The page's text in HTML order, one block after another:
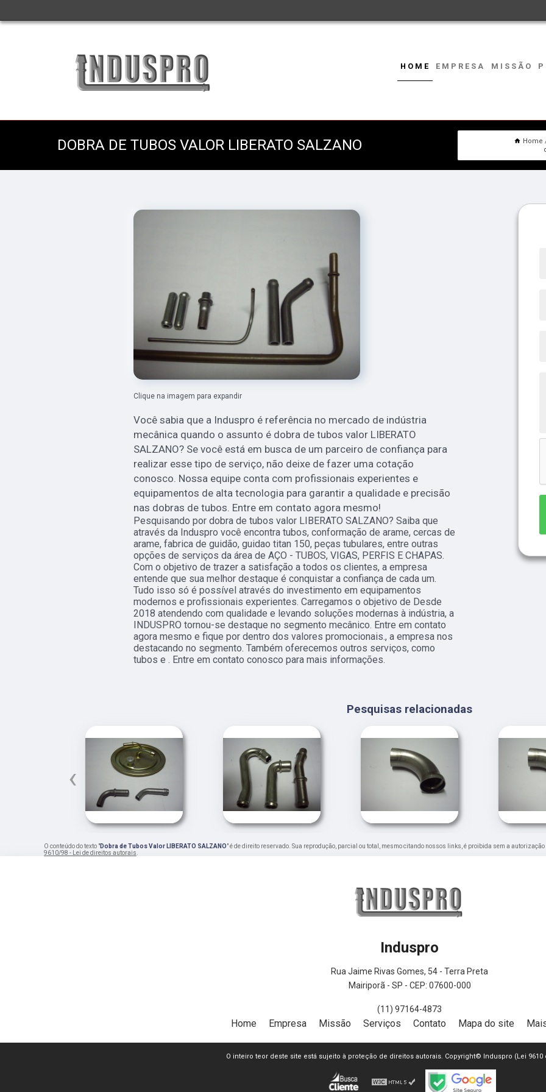
HOME EMPRESA MISSÃO
DOBRA DE TUBOS VALOR LIBERATO SALZANO
Home
Clique na imagem para expandir
Você sabia que a Induspro é referência no mercado de indústria
mecânica quando o assunto é dobra de tubos valor LIBERATO
SALZANO? Se você está em busca de um parceiro de confiança para
realizar esse tipo de serviço, não deixe de fazer uma cotação
conosco. Nossa equipe conta com profissionais experientes e
equipamentos de alta tecnologia para garantir a qualidade e precisão
nas dobras de tubos. Entre em contato agora mesmo!
Pesquisando por dobra de tubos valor LIBERATO SALZANO? Saiba que
através da Induspro você encontra tubos, conformação de arame, cercas de
arame, fabrica de guidão, guidao titan 150, peças tubulares, entre outras
opções de serviços da área de AÇO - TUBOS, VIGAS, PERFIS E CHAPAS.
Com o objetivo de trazer a satisfação a todos os clientes, a empresa
entende que sua melhor destaque é conquistar a confiança de cada um.
Tudo isso só é possível através do investimento em equipamentos
modernos e profissionais experientes. Carregamos o objetivo de Desde
2018 atendendo com qualidade e levando soluções modernas à indústria, a
INDUSPRO tornou-se destaque no segmento mecânico. Entre em contato
agora mesmo e fique por dentro dos valores promocionais., a empresa nos
destacando no segmento. Também oferecemos outros serviços, como
tubos e . Entre em contato conosco para mais informações.
Pesquisas relacionadas
‹
O conteúdo do texto "Dobra de Tubos Valor LIBERATO SALZANO" é de direito reservado. Sua reprodução, parcial ou total, mesmo citando nossos links, é proibida sem a
9610/98 - Lei de direitos autorais.
Induspro
Rua Jaime Rivas Gomes, 54 - Terra Preta
Mairiporã - SP - CEP: 07600-000
(11) 97164-4873
Home Empresa Missão Serviços Contato Mapa do site
O inteiro teor deste site está sujeito à proteção de direitos autorais. Copyright© Induspro (Lei 9610